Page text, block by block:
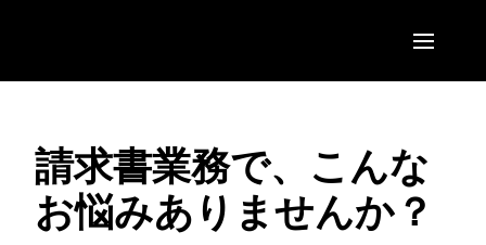
United States (English)
Canada (English)
EUROPE
United Kingdom (English)
ASIA PACIFIC
請求書業務で、こんな
お悩みありませんか？